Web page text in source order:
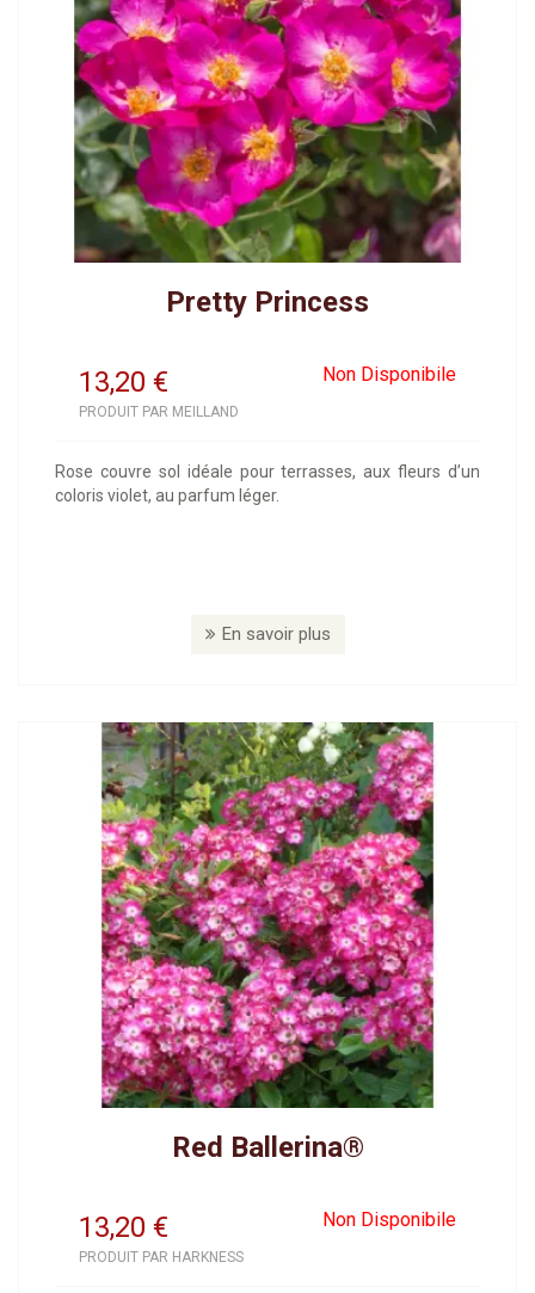
Pretty Princess
13,20 Non Disponibile
€
PRODUIT PAR MEILLAND
Rose couvre sol idéale pour terrasses, aux fleurs d’un
coloris violet, au parfum léger.
En savoir plus
Red Ballerina®
13,20 Non Disponibile
€
PRODUIT PAR HARKNESS